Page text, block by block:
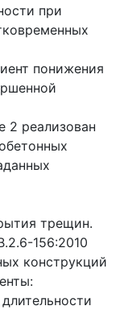
при
понижения
2 реализован
трещин.
156:2010
конструкций